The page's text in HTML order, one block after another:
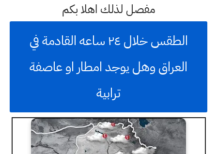
مفصل لذلك اهلا بكم
الطقس خلال ٢٤ ساعه القادمة في
العراق وهل يوجد امطار او عاصفة
ترابية